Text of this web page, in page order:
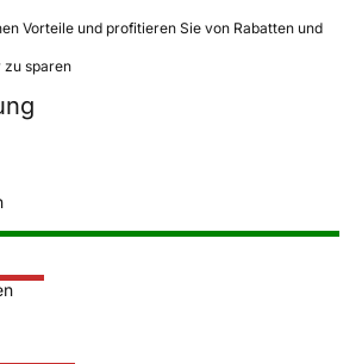
Vorteile und profitieren Sie von Rabatten und
zu sparen